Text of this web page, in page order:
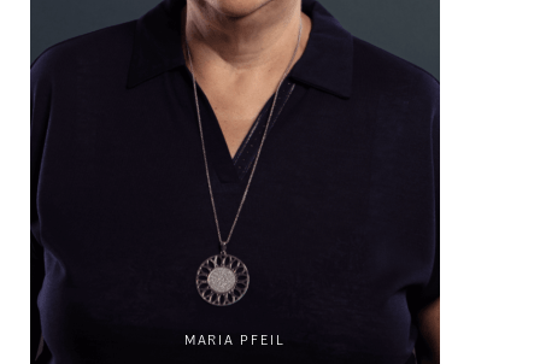
MARIA PFEIL